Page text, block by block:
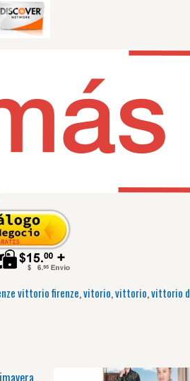
vittorio firenze,vitorio,vittorio,vittorio d